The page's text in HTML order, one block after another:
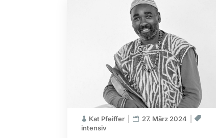
Kat Pfeiffer
27. März 2024
intensiv